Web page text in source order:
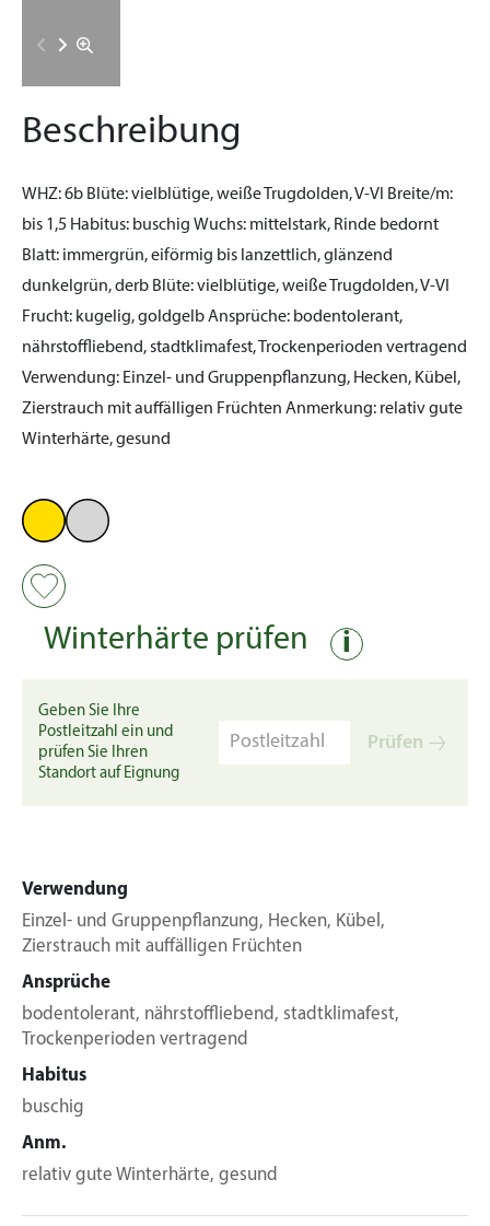
Beschreibung
WHZ:6b Blüte:vielblütige, weiße Trugdolden, V-VI Breite/m:
bis 1,5 Habitus: buschig Wuchs: mittelstark, Rinde bedornt
Blatt: immergrün, eiförmig bis lanzettlich, glänzend
dunkelgrün, derb Blüte:vielblütige, weiße Trugdolden, V-VI
Frucht: kugelig, goldgelbAnsprüche: bodentolerant,
nährstoffliebend, stadtklimafest, Trockenperioden vertragend
Verwendung: Einzel- und Gruppenpflanzung, Hecken, Kübel,
Zierstrauch mit auffälligen Früchten Anmerkung: relativ gute
Winterhärte, gesund
Winterhärte prüfen i
Geben Sie Ihre
Postleitzahl ein und
prüfen Sie Ihren
Standort auf Eignung
Prüfen
Verwendung
Einzel- und Gruppenpflanzung, Hecken, Kübel,
Zierstrauch mit auffälligen Früchten
Ansprüche
bodentolerant, nährstoffliebend, stadtklimafest,
Trockenperioden vertragend
Habitus
buschig
Anm.
relativ gute Winterhärte, gesund